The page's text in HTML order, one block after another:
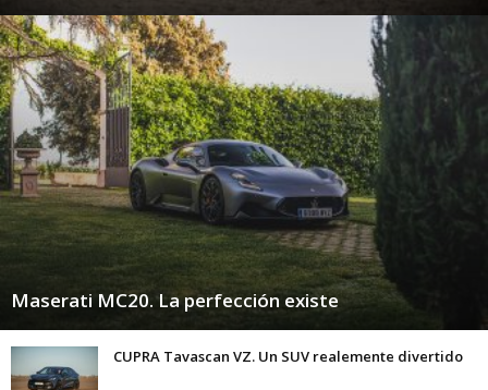
Maserati MC20. La perfección existe
CUPRA Tavascan VZ. Un SUV realemente divertido